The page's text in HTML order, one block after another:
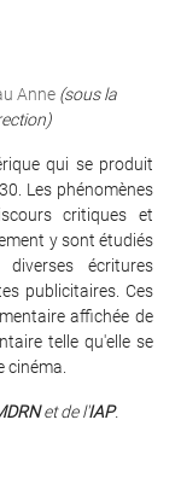
Anne (sous la
qui se produit
Les phénomènes
critiques et
y sont étudiés
écritures
publicitaires. Ces
affichée de
telle qu'elle se
cinéma.
et de l'IAP.